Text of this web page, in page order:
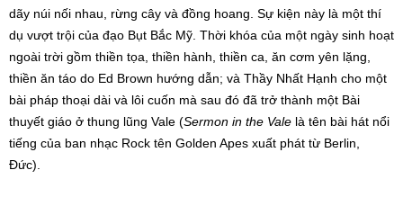
dãy núi nối nhau, rừng cây và đồng hoang. Sự kiện này là một thí
dụ vượt trội của đạo Bụt Bắc Mỹ. Thời khóa của một ngày sinh hoạt
ngoài trời gồm thiền tọa, thiền hành, thiền ca, ăn cơm yên lặng,
thiền ăn táo do Ed Brown hướng dẫn; và Thầy Nhất Hạnh cho một
bài pháp thoại dài và lôi cuốn mà sau đó đã trở thành một Bài
thuyết giáo ở thung lũng Vale (Sermon in the Vale là tên bài hát nổi
tiếng của ban nhạc Rock tên Golden Apes xuất phát từ Berlin,
Đức).